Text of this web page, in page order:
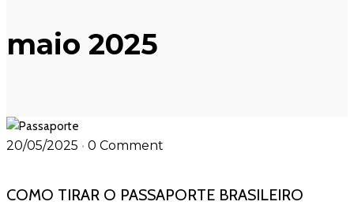
maio 2025
20/05/2025 • 0 Comment
COMO TIRAR O PASSAPORTE BRASILEIRO